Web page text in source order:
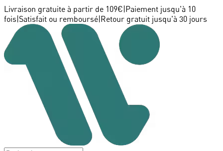
Livraison gratuite à partir de 109€ Paiement jusqu'à 10
fois Satisfait ou remboursé Retour gratuit jusqu'à 30 jours